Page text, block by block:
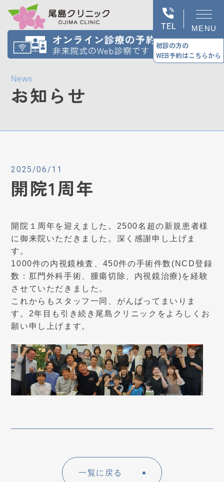
MENU
初診の方の
WEB予約はこちらから
News
お知らせ
2025/06/11
開院1周年
開院１周年を迎えました。2500名超の新規患者様
に御来院いただきました。深く感謝申し上げま
す。
1000件の内視鏡検査、450件の手術件数(NCD登録
数：肛門外科手術、腫瘍切除、内視鏡治療)を経験
させていただきました。
これからもスタッフ一同、がんばってまいりま
す。2年目も引き続き尾島クリニックをよろしくお
願い申し上げます。
一覧に戻る